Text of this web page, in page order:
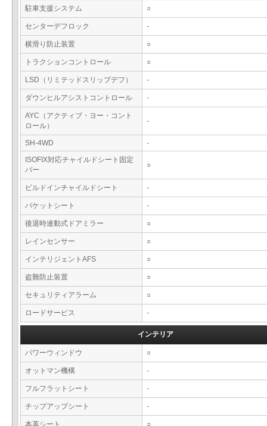
駐車支援システム ○
センターデフロック -
横滑り防止装置 ○
トラクションコントロール ○
LSD（リミテッドスリップデフ） -
ダウンヒルアシストコントロール -
AYC（アクティブ・ヨー・コント
ロール）
-
SH-4WD
-
ISOFIX対応チャイルドシート固定
バー
○
ビルドインチャイルドシート -
バケットシート -
後退時連動式ドアミラー ○
レインセンサー ○
インテリジェントAFS ○
盗難防止装置 ○
セキュリティアラーム ○
ロードサービス -
インテリア
パワーウィンドウ ○
オットマン機構 -
フルフラットシート -
チップアップシート -
本革シート ○